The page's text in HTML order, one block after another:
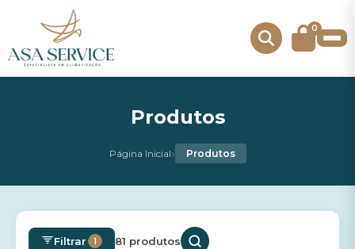
0
Produtos
Página Inicial› Produtos
Filtrar 1 81 produtos